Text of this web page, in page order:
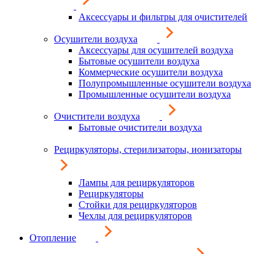
Аксессуары и фильтры для очистителей
Осушители воздуха
Аксессуары для осушителей воздуха
Бытовые осушители воздуха
Коммерческие осушители воздуха
Полупромышленные осушители воздуха
Промышленные осушители воздуха
Очистители воздуха
Бытовые очистители воздуха
Рециркуляторы, стерилизаторы, ионизаторы
Лампы для рециркуляторов
Рециркуляторы
Стойки для рециркуляторов
Чехлы для рециркуляторов
Отопление